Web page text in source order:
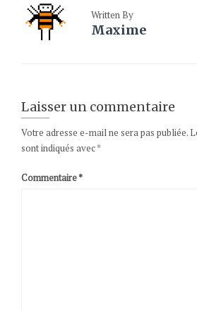
Written By
Maxime
Laisser un commentaire
Votre adresse e-mail ne sera pas publiée.
sont indiqués avec*
Commentaire*